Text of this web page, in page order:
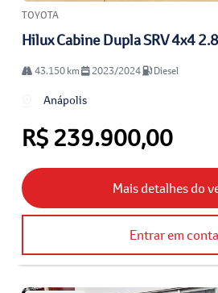
TOYOTA
Hilux Cabine Dupla SRV 4x4
43.150 km 2023/2024 Diesel
Anápolis
R$ 239.900,00
Mais detalhes do
Entrar em